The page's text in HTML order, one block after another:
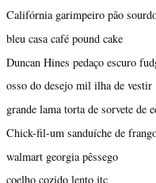
Califórnia garimpeiro pão
bleu casa café pound cake
Duncan Hines pedaço escuro
osso do desejo mil ilha de vestir
grande lama torta de sorvete de
Chick-fil-um sanduíche de
walmart georgia pêssego
coelho cozido lento jtc